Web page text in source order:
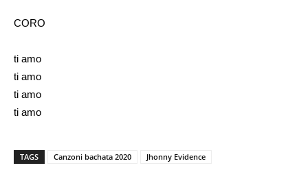
CORO
ti amo
ti amo
ti amo
ti amo
TAGS Canzoni bachata 2020 Jhonny Evidence